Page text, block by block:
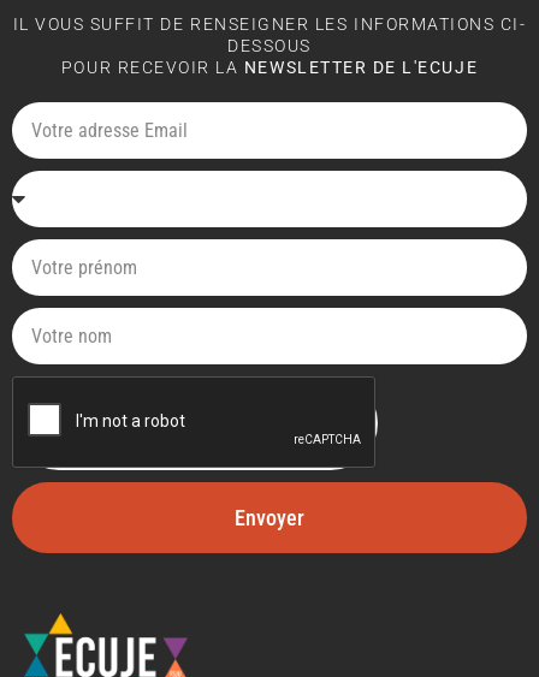
IL VOUS SUFFIT DE RENSEIGNER LES INFORMATIONS CI-
DESSOUS
POUR RECEVOIR LA NEWSLETTER DE L'ECUJE
Envoyer